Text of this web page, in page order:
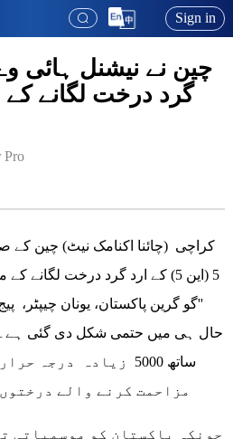
Sign in
گرد درخت لگانے
Pro
کراچی (چائنا اکنامک نیٹ) چین کے
5 (این 5) کے ارد گرد درخت
ساتھ 5000 زیادہ
مزاحمت کرنے والے
چونکہ پاکستان کو موسمیاتی